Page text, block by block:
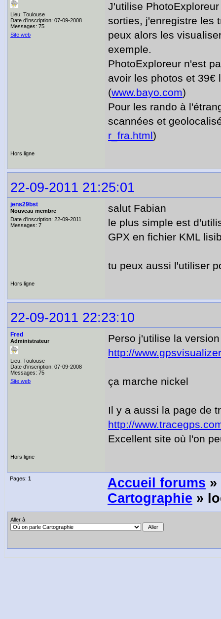
Lieu: Toulouse
Date d'inscription: 07-09-2008
Messages: 75
Site web
J'utilise
sorties, j'enregistre les
peux alors les
exemple.
PhotoExploreur n'est
avoir les photos et 39€
(www.bayo.com)
Pour les rando à
scannées et
r_fra.html)
Hors ligne
22-09-2011 21:25:01
jens29bst
Nouveau membre
Date d'inscription: 22-09-2011
Messages: 7
salut Fabian
le plus simple est
GPX en fichier KML
tu peux aussi l'utiliser
Hors ligne
22-09-2011 22:23:10
Fred
Administrateur
Lieu: Toulouse
Date d'inscription: 07-09-2008
Messages: 75
Site web
Perso j'utilise la
http://
ça marche nickel
Il y a aussi la page de
http://
Excellent site où l'on
Hors ligne
Pages: 1 Accueil forums »
Cartographie »
Aller à